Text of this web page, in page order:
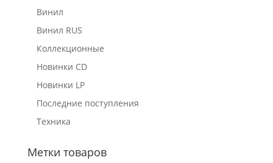
Винил
Винил RUS
Коллекционные
Новинки CD
Новинки LP
Последние поступления
Техника
Метки товаров